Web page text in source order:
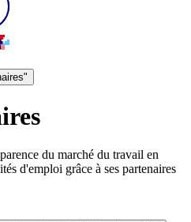
du marché du travail en
d'emploi grâce à ses partenaires